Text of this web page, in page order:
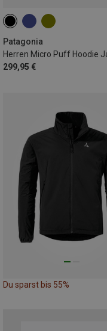
Patagonia
Herren Micro Puff Hoodie
299,95 €
S M L
Du sparst bis 55%